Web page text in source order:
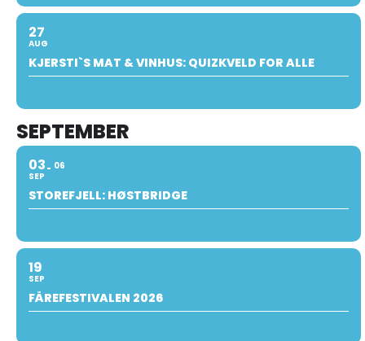
27
AUG
KJERSTI`S MAT & VINHUS: QUIZKVELD FOR ALLE
SEPTEMBER
03
SEP
06
STOREFJELL: HØSTBRIDGE
19
SEP
FÅREFESTIVALEN 2026